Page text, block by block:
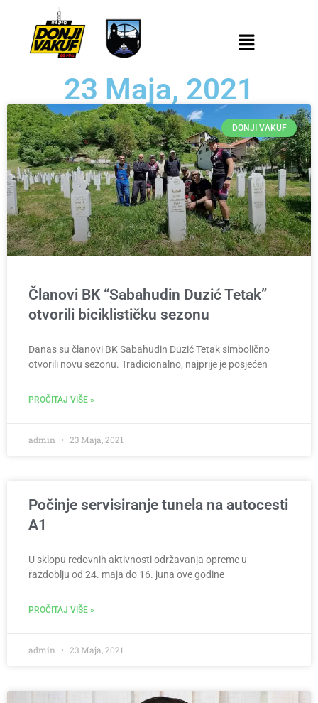
23 Maja, 2021
DONJI VAKUF
Članovi BK “Sabahudin Duzić Tetak”
otvorili biciklističku sezonu
Danas su članovi BK Sabahudin Duzić Tetak simbolično
otvorili novu sezonu. Tradicionalno, najprije je posjećen
PROČITAJ VIŠE »
admin 23 Maja, 2021
Počinje servisiranje tunela na autocesti
A1
U sklopu redovnih aktivnosti održavanja opreme u
razdoblju od 24. maja do 16. juna ove godine
PROČITAJ VIŠE »
admin 23 Maja, 2021